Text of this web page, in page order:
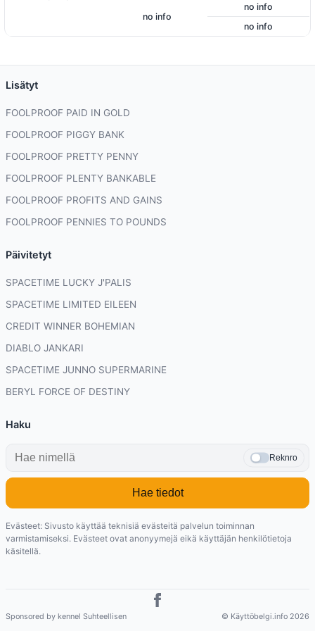
no info
no info
no info
Lisätyt
FOOLPROOF PAID IN GOLD
FOOLPROOF PIGGY BANK
FOOLPROOF PRETTY PENNY
FOOLPROOF PLENTY BANKABLE
FOOLPROOF PROFITS AND GAINS
FOOLPROOF PENNIES TO POUNDS
Päivitetyt
SPACETIME LUCKY J'PALIS
SPACETIME LIMITED EILEEN
CREDIT WINNER BOHEMIAN
DIABLO JANKARI
SPACETIME JUNNO SUPERMARINE
BERYL FORCE OF DESTINY
Haku
Reknro
Hae tiedot
Evästeet: Sivusto käyttää teknisiä evästeitä palvelun toiminnan
varmistamiseksi. Evästeet ovat anonyymejä eikä käyttäjän henkilötietoja
käsitellä.
Sponsored by kennel Suhteellisen © Käyttöbelgi.info 2026